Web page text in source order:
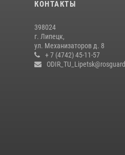
КОНТАКТЫ
398024
г. Липецк,
ул. Механизаторов д. 8
+ 7 (4742) 45-11-57